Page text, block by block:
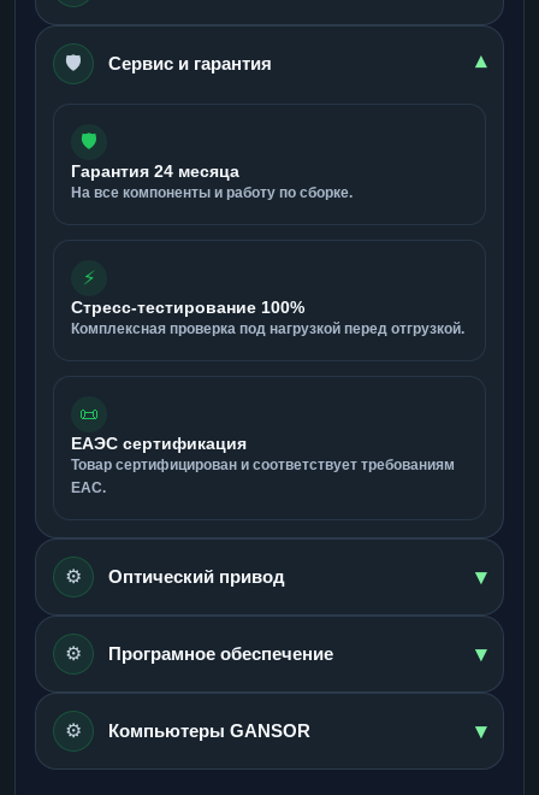
🛡️ Сервис и гарантия ▾
🛡️
Гарантия 24 месяца
На все компоненты и работу по сборке.
⚡
Стресс-тестирование 100%
Комплексная проверка под нагрузкой перед отгрузкой.
📜
ЕАЭС сертификация
Товар сертифицирован и соответствует требованиям
ЕАС.
⚙️ Оптический привод ▾
⚙️ Програмное обеспечение ▾
⚙️ Компьютеры GANSOR ▾